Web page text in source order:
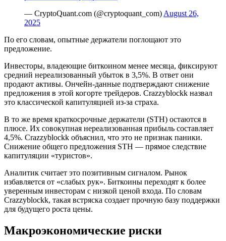
— CryptoQuant.com (@cryptoquant_com) August 26,
2025
По его словам, опытные держатели поглощают это
предложение.
Инвесторы, владеющие биткоином менее месяца, фиксируют
средний нереализованный убыток в 3,5%. В ответ они
продают активы. Ончейн-данные подтверждают снижение
предложения в этой когорте трейдеров. Crazzyblockk назвал
это классической капитуляцией из-за страха.
В то же время краткосрочные держатели (STH) остаются в
плюсе. Их совокупная нереализованная прибыль составляет
4,5%. Crazzyblockk объяснил, что это не признак паники.
Снижение общего предложения STH — прямое следствие
капитуляции «туристов».
Аналитик считает это позитивным сигналом. Рынок
избавляется от «слабых рук». Биткоины переходят к более
уверенным инвесторам с низкой ценой входа. По словам
Crazzyblockk, такая встряска создает прочную базу поддержки
для будущего роста цены.
Макроэкономические риски